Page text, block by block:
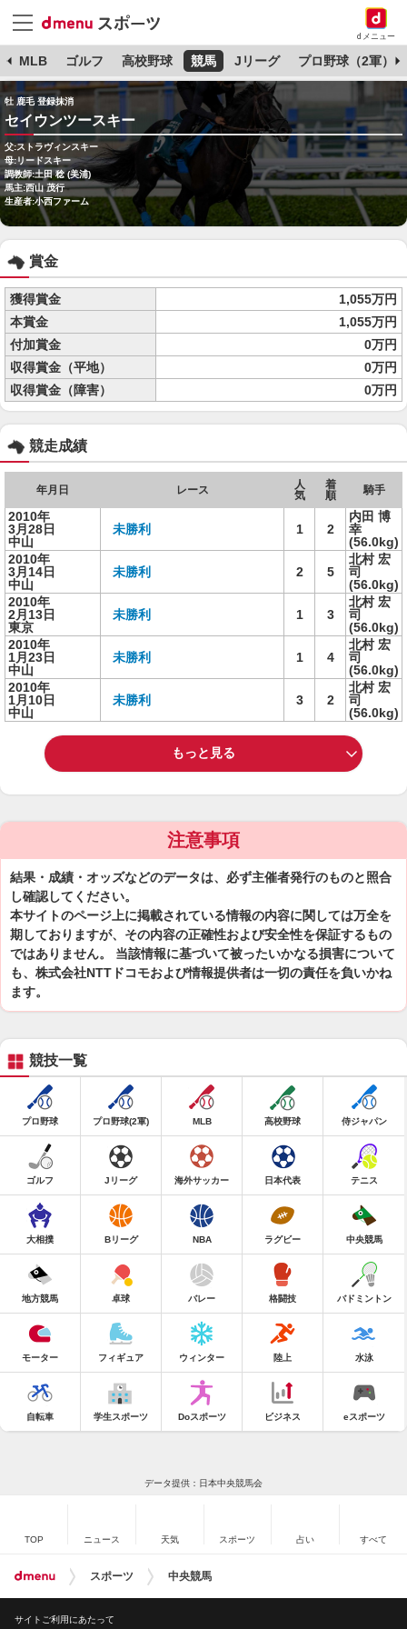
dメニュー
MLB ゴルフ 高校野球 競馬 Jリーグ プロ野球（2軍）
牡 鹿毛 登録抹消
セイウンツースキー
父:ストラヴィンスキー
母:リードスキー
調教師:土田 稔 (美浦)
馬主:西山 茂行
生産者:小西ファーム
賞金
獲得賞金
1,055万円
本賞金
1,055万円
付加賞金
0万円
収得賞金（平地）
0万円
収得賞金（障害）
0万円
競走成績
年月日 レース
人
気
着
順
騎手
2010年
3月28日
中山
未勝利 1 2
内田 博
幸
(56.0kg)
2010年
3月14日
中山
未勝利 2 5
北村 宏
司
(56.0kg)
2010年
2月13日
東京
未勝利 1 3
北村 宏
司
(56.0kg)
2010年
1月23日
中山
未勝利 1 4
北村 宏
司
(56.0kg)
2010年
1月10日
中山
未勝利 3 2
北村 宏
司
(56.0kg)
もっと見る
注意事項
結果・成績・オッズなどのデータは、必ず主催者発行のものと照合
し確認してください。
本サイトのページ上に掲載されている情報の内容に関しては万全を
期しておりますが、その内容の正確性および安全性を保証するもの
ではありません。 当該情報に基づいて被ったいかなる損害について
も、株式会社NTTドコモおよび情報提供者は一切の責任を負いかね
ます。
競技一覧
プロ野球 プロ野球(2軍) MLB 高校野球 侍ジャパン
ゴルフ Jリーグ 海外サッカー 日本代表 テニス
大相撲 Bリーグ NBA ラグビー 中央競馬
地方競馬 卓球 バレー 格闘技 バドミントン
モーター フィギュア ウィンター 陸上 水泳
自転車 学生スポーツ Doスポーツ ビジネス eスポーツ
データ提供：日本中央競馬会
TOP ニュース 天気 スポーツ 占い すべて
スポーツ 中央競馬
サイトご利用にあたって